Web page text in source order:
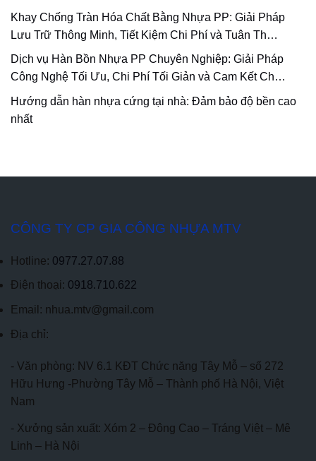
Khay Chống Tràn Hóa Chất Bằng Nhựa PP: Giải Pháp
Lưu Trữ Thông Minh, Tiết Kiệm Chi Phí và Tuân Th…
Dịch vụ Hàn Bồn Nhựa PP Chuyên Nghiệp: Giải Pháp
Công Nghệ Tối Ưu, Chi Phí Tối Giản và Cam Kết Ch…
Hướng dẫn hàn nhựa cứng tại nhà: Đảm bảo độ bền cao
nhất
CÔNG TY CP GIA CÔNG NHỰA MTV
Hotline: 0977.27.07.88
Điện thoại: 0918.710.622
Email: nhua.mtv@gmail.com
Địa chỉ:
- Văn phòng: NV 6.1 KĐT Chức năng Tây Mỗ – số 272
Hữu Hưng -Phường Tây Mỗ – Thành phố Hà Nội, Việt
Nam
- Xưởng sản xuất: Xóm 2 – Đông Cao – Tráng Việt – Mê
Linh – Hà Nội